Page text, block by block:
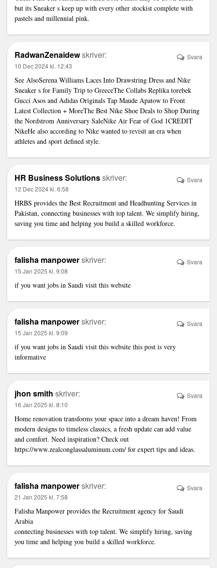
but its Sneaker s keep up with every other stockist complete with
pastels and millennial pink.
RadwanZenaidewskriver:
10 Dec 2024 kl. 12:43
See AlsoSerena Williams Laces Into Drawstring Dress and Nike
Sneaker s for Family Trip to GreeceThe Collabs Replika torebek
Gucci Asos and Adidas Originals Tap Maude Apatow to Front
Latest Collection + MoreThe Best Nike Shoe Deals to Shop During
the Nordstrom Anniversary SaleNike Air Fear of God 1CREDIT
NikeHe also according to Nike wanted to revisit an era when
athletes and sport defined style.
Svara
HR Business Solutionsskriver:
12 Dec 2024 kl. 6:58
HRBS provides the Best Recruitment and Headhunting Services in
Pakistan, connecting businesses with top talent. We simplify hiring,
saving you time and helping you build a skilled workforce.
Svara
falisha manpowerskriver:
15 Jan 2025 kl. 9:08
if you want jobs in Saudi visit this website
Svara
falisha manpowerskriver:
15 Jan 2025 kl. 9:09
if you want jobs in Saudi visit this website this post is very
informative
Svara
jhon smith skriver:
16 Jan 2025 kl. 8:10
Home renovation transforms your space into a dream haven! From
modern designs to timeless classics, a fresh update can add value
and comfort. Need inspiration? Check out
https://www.zealconglassaluminum.com/ for expert tips and ideas.
Svara
falisha manpowerskriver:
21 Jan 2025 kl. 7:58
Falisha Manpower provides the Recruitment agency for Saudi
Arabia
connecting businesses with top talent. We simplify hiring, saving
you time and helping you build a skilled workforce.
Svara